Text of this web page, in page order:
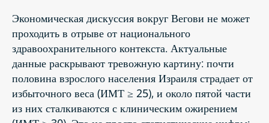
Экономическая дискуссия вокруг Вегови не может
проходить в отрыве от национального
здравоохранительного контекста. Актуальные
данные раскрывают тревожную картину: почти
половина взрослого населения Израиля страдает от
избыточного веса (ИМТ ≥ 25), и около пятой части
из них сталкиваются с клиническим ожирением